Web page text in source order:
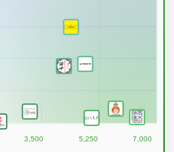
3,500 5,250 7,000